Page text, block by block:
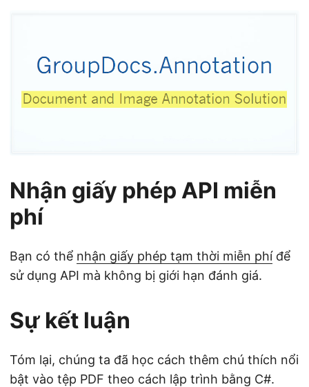
Nhận giấy phép API miễn
phí
Bạn có thể nhận giấy phép tạm thời miễn phíđể
sử dụng API mà không bị giới hạn đánh giá.
Sự kết luận
Tóm lại, chúng ta đã học cách thêm chú thích nổi
bật vào tệp PDF theo cách lập trình bằng C#.